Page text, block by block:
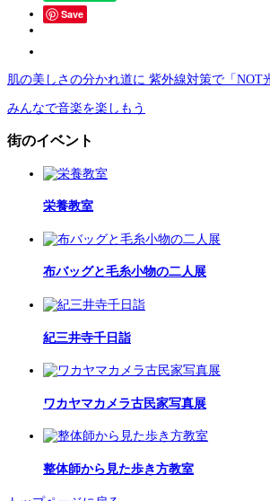
Save
肌の美しさの分かれ道に 紫外線対策で「NOT
みんなで音楽を楽しもう
街のイベント
栄養教室
布バッグと毛糸小物の二人展
紀三井寺千日詣
ワカヤマカメラ古民家写真展
整体師から見た歩き方教室